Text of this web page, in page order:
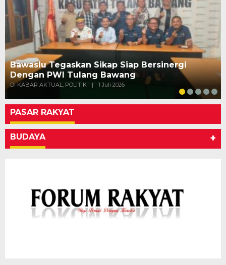
Bawaslu Tegaskan Sikap Siap Bersinergi
Dengan PWI Tulang Bawang
Di KABAR AKTUAL, POLITIK | 1 Juli 2026
PASAR RAKYAT
BUDAYA +